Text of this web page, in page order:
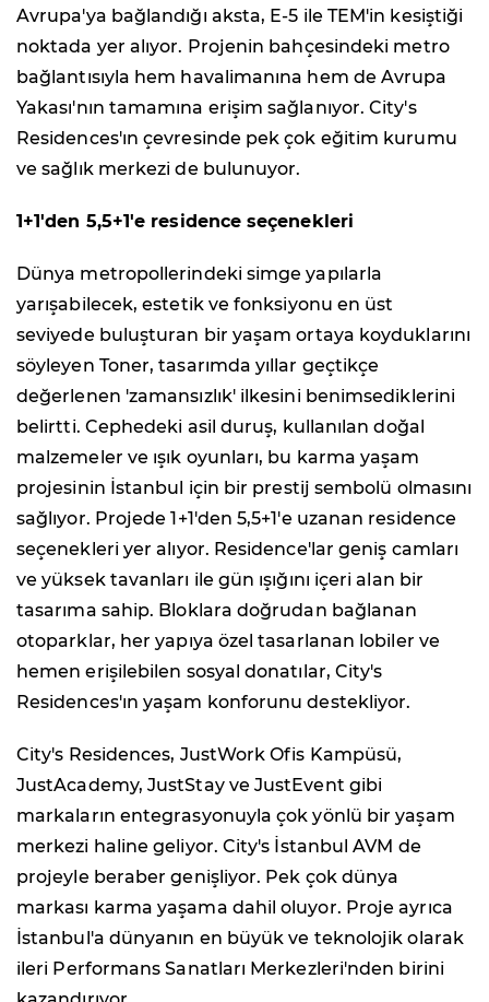
Avrupa'ya bağlandığı aksta, E-5 ile TEM'in kesiştiği
noktada yer alıyor. Projenin bahçesindeki metro
bağlantısıyla hem havalimanına hem de Avrupa
Yakası'nın tamamına erişim sağlanıyor. City's
Residences'ın çevresinde pek çok eğitim kurumu
ve sağlık merkezi de bulunuyor.
1+1'den 5,5+1'e residence seçenekleri
Dünya metropollerindeki simge yapılarla
yarışabilecek, estetik ve fonksiyonu en üst
seviyede buluşturan bir yaşam ortaya koyduklarını
söyleyen Toner, tasarımda yıllar geçtikçe
değerlenen 'zamansızlık' ilkesini benimsediklerini
belirtti. Cephedeki asil duruş, kullanılan doğal
malzemeler ve ışık oyunları, bu karma yaşam
projesinin İstanbul için bir prestij sembolü olmasını
sağlıyor. Projede 1+1'den 5,5+1'e uzanan residence
seçenekleri yer alıyor. Residence'lar geniş camları
ve yüksek tavanları ile gün ışığını içeri alan bir
tasarıma sahip. Bloklara doğrudan bağlanan
otoparklar, her yapıya özel tasarlanan lobiler ve
hemen erişilebilen sosyal donatılar, City's
Residences'ın yaşam konforunu destekliyor.
City's Residences, JustWork Ofis Kampüsü,
JustAcademy, JustStay ve JustEvent gibi
markaların entegrasyonuyla çok yönlü bir yaşam
merkezi haline geliyor. City's İstanbul AVM de
projeyle beraber genişliyor. Pek çok dünya
markası karma yaşama dahil oluyor. Proje ayrıca
İstanbul'a dünyanın en büyük ve teknolojik olarak
ileri Performans Sanatları Merkezleri'nden birini